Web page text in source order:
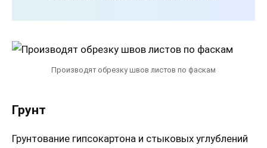
Производят обрезку швов листов по фаскам
Грунт
Грунтование гипсокартона и стыковых углублений